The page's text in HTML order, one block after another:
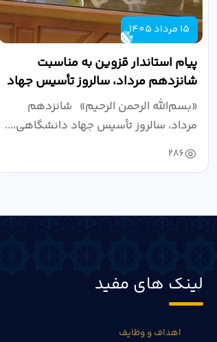
15 مرداد 1405
پیام استاندار قزوین به مناسبت
شانزدهم مرداد، سالروز تأسیس جهاد
دانشگاهی
«بسم‌الله الرحمن الرحیم» شانزدهم
مرداد، سالروز تأسیس جهاد دانشگاهی،...
286
لینک های مفید
اهداف و وظایف